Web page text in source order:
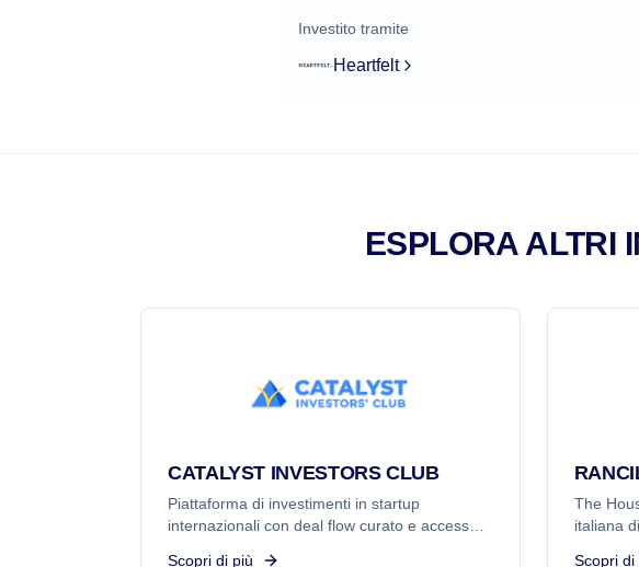
Investito tramite
Heartfelt
ESPLORA ALTRI
CATALYST INVESTORS CLUB
Piattaforma di investimenti in startup
internazionali con deal flow curato e accesso a
Scopri di più
The
italiana
Scopri di